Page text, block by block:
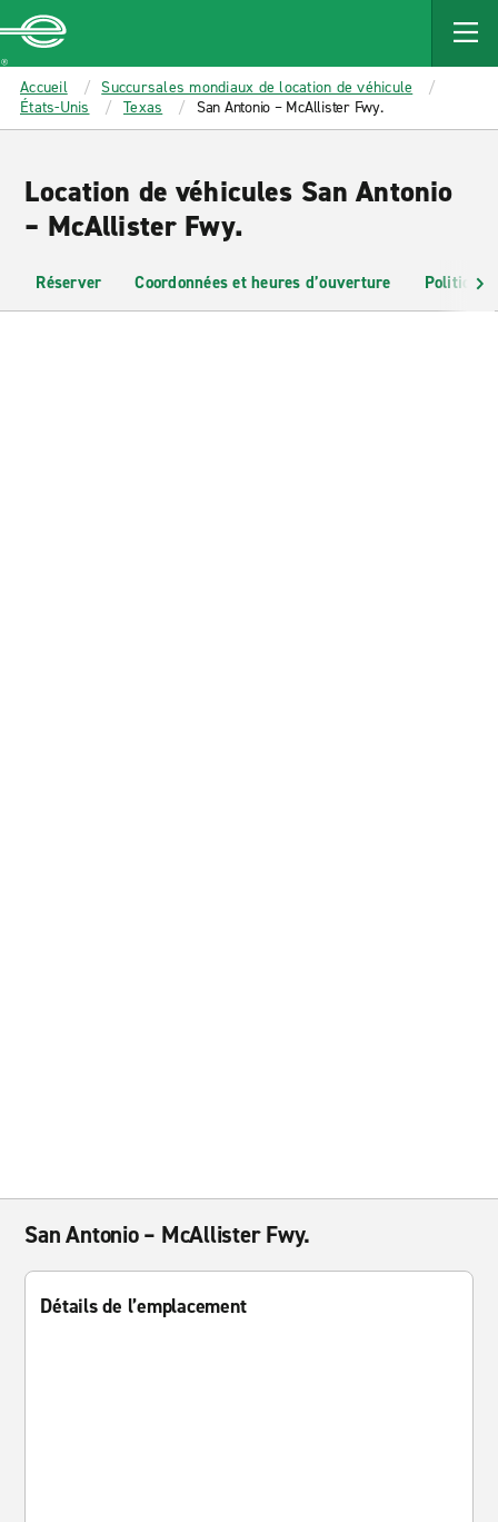
MAIN
CONTENT
Enterprise
Accueil
Succursales mondiaux de location de véhicule
États-Unis
Texas San Antonio – McAllister Fwy.
Location de véhicules San Antonio
– McAllister Fwy.
Réserver Coordonnées et heures d’ouverture Politiques
San Antonio – McAllister Fwy.
Détails de l’emplacement